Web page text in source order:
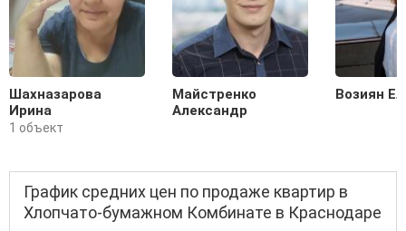
Шахназарова
Ирина
1 объект
Майстренко
Александр
Возиян
График средних цен по продаже квартир в
Хлопчато-бумажном Комбинате в Краснодаре